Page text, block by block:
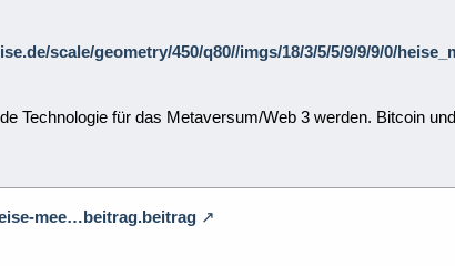
scale/geometry/450/q80//imgs/18/3/5/5/9/9/9/0/
Technologie für das Metaversum/Web 3 werden. Bitcoin
mee…beitrag.beitrag